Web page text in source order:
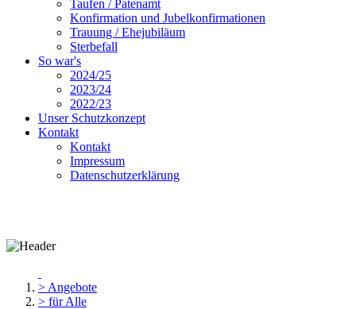
Taufen / Patenamt
Konfirmation und Jubelkonfirmationen
Trauung / Ehejubiläum
Sterbefall
So war's
2024/25
2023/24
2022/23
Unser Schutzkonzept
Kontakt
Kontakt
Impressum
Datenschutzerklärung
> Angebote
> für Alle